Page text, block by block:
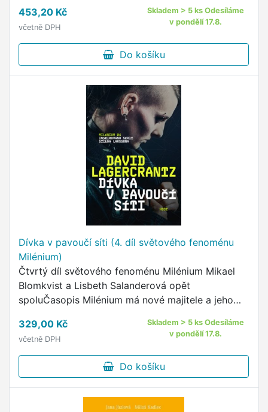
453,20 Kč
včetně DPH
Skladem > 5 ks Odesíláme
v pondělí 17.8.
Do košíku
Dívka v pavoučí síti (4. díl světového fenoménu
Milénium)
Čtvrtý díl světového fenoménu Milénium Mikael
Blomkvist a Lisbeth Salanderová opět
spoluČasopis Milénium má nové majitele a jeho
uvažuje o změně …
329,00 Kč
včetně DPH
Skladem > 5 ks Odesíláme
v pondělí 17.8.
Do košíku